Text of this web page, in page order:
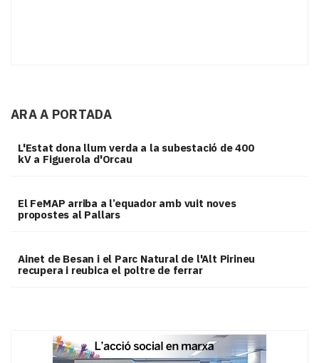
ARA A PORTADA
L'Estat dona llum verda a la subestació de 400
kV a Figuerola d'Orcau
El FeMAP arriba a l’equador amb vuit noves
propostes al Pallars
Ainet de Besan i el Parc Natural de l'Alt Pirineu
recupera i reubica el poltre de ferrar